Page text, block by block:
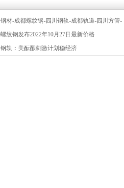
钢材-成都螺纹钢-四川钢轨-成都轨道-四川方管-
鑫红鑫2022年11月8日报价
纹钢发布2022年10月27日最新价格
钢轨：美酝酿刺激计划稳经济